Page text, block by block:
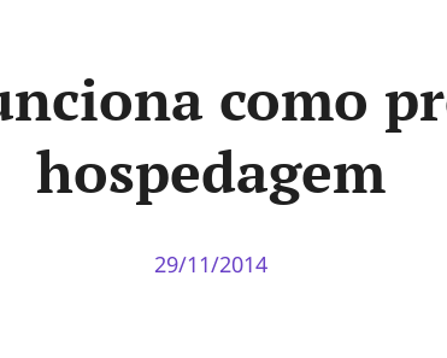
como
hospedagem
29/11/2014